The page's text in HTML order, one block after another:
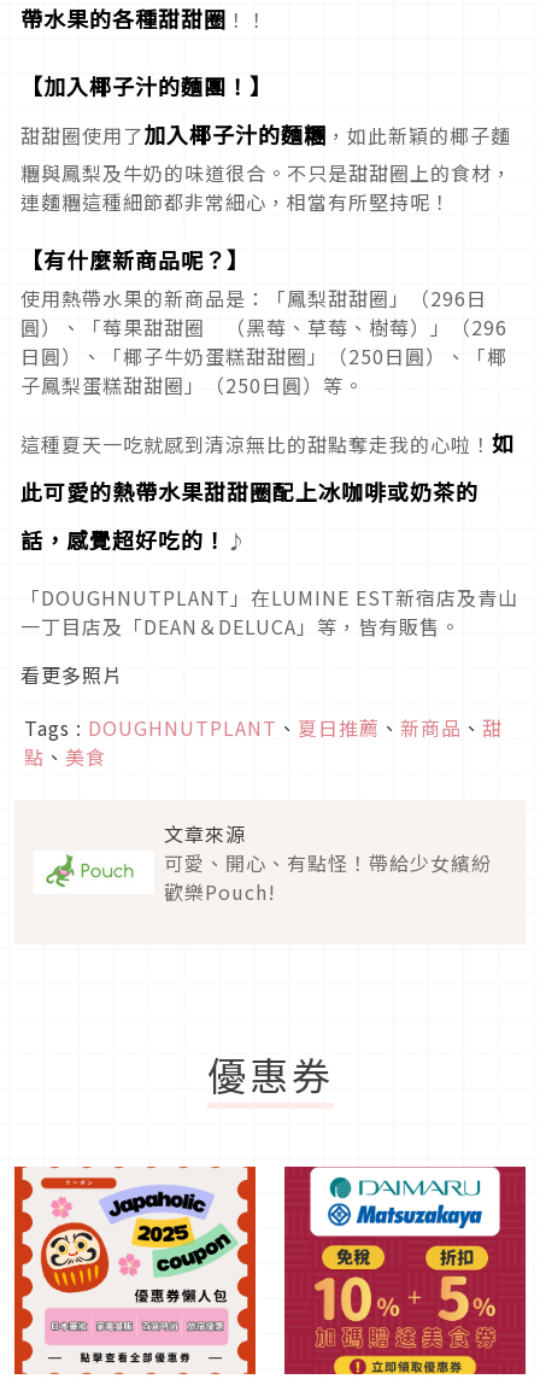
帶水果的各種甜甜圈 ！！
【加入椰子汁的麵團！】
甜甜圈使用了加入椰子汁的麵糰 ，如此新穎的椰子麵
糰與鳳梨及牛奶的味道很合。不只是甜甜圈上的食材，
連麵糰這種細節都非常細心，相當有所堅持呢！
【有什麼新商品呢？】
使用熱帶水果的新商品是：「鳳梨甜甜圈」（296日
圓）、「莓果甜甜圈 （黑莓、草莓、樹莓）」（296
日圓）、「椰子牛奶蛋糕甜甜圈」（250日圓）、「椰
子鳳梨蛋糕甜甜圈」（250日圓）等。
這種夏天一吃就感到清涼無比的甜點奪走我的心啦！ 如
此可愛的熱帶水果甜甜圈配上冰咖啡或奶茶的
話，感覺超好吃的！ ♪
「DOUGHNUTPLANT」在LUMINE EST新宿店及青山
一丁目店及「DEAN＆DELUCA」等，皆有販售。
看更多照片
Tags : DOUGHNUTPLANT 、 夏日推薦 、 新商品 、 甜
點 、 美食
文章來源
可愛、開心、有點怪！帶給少女繽紛
歡樂Pouch!
優惠券